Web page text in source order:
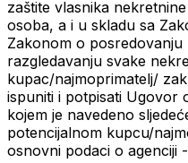
zaštite vlasnika
osoba, a i u skladu sa
Zakonom o
razgledavanju svake
kupac/najmoprimatelj/
ispuniti i potpisati Ugovor
kojem je navedeno
potencijalnom kupcu/
osnovni podaci o agenciji